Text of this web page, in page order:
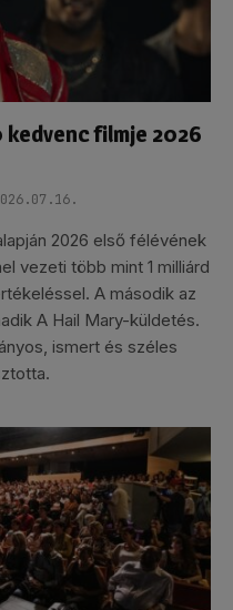
kedvenc filmje 2026
2026 első félévének
vezeti több mint 1 milliárd
A második az
A Hail Mary-küldetés.
ismert és széles